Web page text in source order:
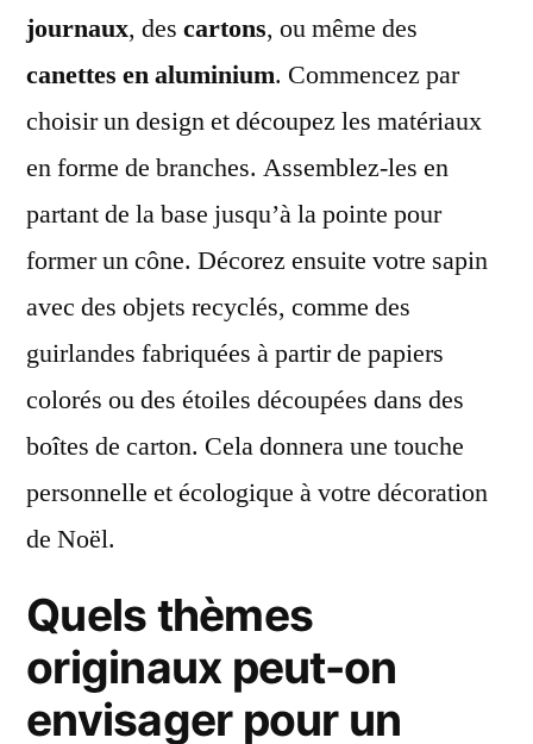
journaux, des cartons, ou même des
canettes en aluminium. Commencez par
choisir un design et découpez les matériaux
en forme de branches. Assemblez-les en
partant de la base jusqu’à la pointe pour
former un cône. Décorez ensuite votre sapin
avec des objets recyclés, comme des
guirlandes fabriquées à partir de papiers
colorés ou des étoiles découpées dans des
boîtes de carton. Cela donnera une touche
personnelle et écologique à votre décoration
de Noël.
Quels thèmes
originaux peut-on
envisager pour un